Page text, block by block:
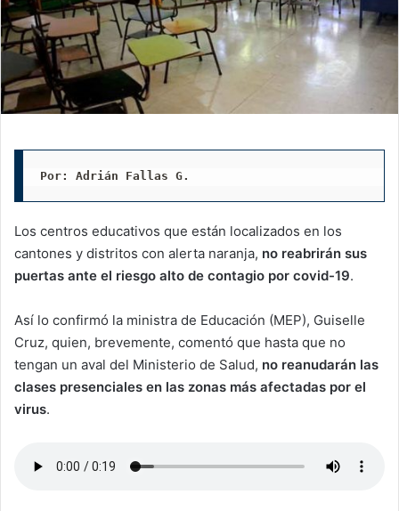
Por: Adrián Fallas G.
Los centros educativos que están localizados en los
cantones y distritos con alerta naranja, no reabrirán sus
puertas ante el riesgo alto de contagio por covid-19.
Así lo confirmó la ministra de Educación (MEP), Guiselle
Cruz, quien, brevemente, comentó que hasta que no
tengan un aval del Ministerio de Salud, no reanudarán las
clases presenciales en las zonas más afectadas por el
virus.